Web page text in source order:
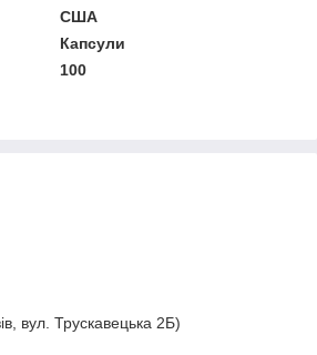
США
Капсули
100
вул. Трускавецька 2Б)